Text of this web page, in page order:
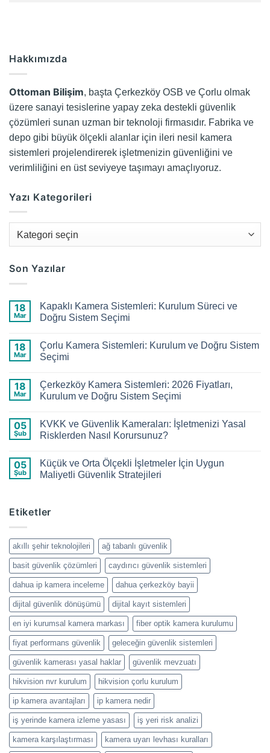
Hakkımızda
Ottoman Bilişim, başta Çerkezköy OSB ve Çorlu olmak
üzere sanayi tesislerine yapay zeka destekli güvenlik
çözümleri sunan uzman bir teknoloji firmasıdır. Fabrika ve
depo gibi büyük ölçekli alanlar için ileri nesil kamera
sistemleri projelendirerek işletmenizin güvenliğini ve
verimliliğini en üst seviyeye taşımayı amaçlıyoruz.
Yazı Kategorileri
Yazı
Kategorileri
Son Yazılar
18
Mar
Kapaklı Kamera Sistemleri: Kurulum Süreci ve
Doğru Sistem Seçimi
Kapaklı
Kamera
Sistemleri:
ve
Doğru
Sistem
18
Mar
Çorlu Kamera Sistemleri: Kurulum ve Doğru Sistem
Seçimi
Çorlu
Kamera
Sistemleri:
Doğru
Sistem
Seçimi
18
Mar
Çerkezköy Kamera Sistemleri: 2026 Fiyatları,
Kurulum ve Doğru Sistem Seçimi
Çerkezköy
Kamera
Sistemleri:
Kurulum
ve
Doğru
05
Şub
KVKK ve Güvenlik Kameraları: İşletmenizi Yasal
Risklerden Nasıl Korursunuz?
KVKK
ve
Güvenlik
Risklerden
Nasıl
05
Şub
Küçük ve Orta Ölçekli İşletmeler İçin Uygun
Maliyetli Güvenlik Stratejileri
ve
Orta
İçin
Uygun
Maliyetli
Güvenlik
Stratejileri
Etiketler
akıllı şehir teknolojileri ağ tabanlı güvenlik
basit güvenlik çözümleri caydırıcı güvenlik sistemleri
dahua ip kamera inceleme dahua çerkezköy bayii
dijital güvenlik dönüşümü dijital kayıt sistemleri
en iyi kurumsal kamera markası fiber optik kamera kurulumu
fiyat performans güvenlik geleceğin güvenlik sistemleri
güvenlik kamerası yasal haklar güvenlik mevzuatı
hikvision nvr kurulum hikvision çorlu kurulum
ip kamera avantajları ip kamera nedir
iş yerinde kamera izleme yasası iş yeri risk analizi
kamera karşılaştırması kamera uyarı levhası kuralları